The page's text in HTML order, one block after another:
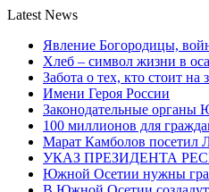
Latest News
Явление Богородицы,
Хлеб – символ жизни в
Забота о тех, кто стоит
Имени Героя России
Законодательные органы
100 миллионов для
Марат Камболов посетил
УКАЗ ПРЕЗИДЕНТА
Южной Осетии нужны